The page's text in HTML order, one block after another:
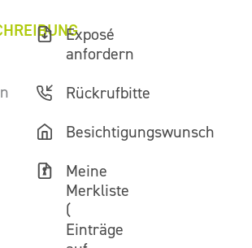
Exposé
anfordern
Rückrufbitte
Besichtigungswunsch
Meine
Merkliste
(
Einträge